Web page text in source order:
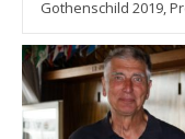
Gothenschild 2019,